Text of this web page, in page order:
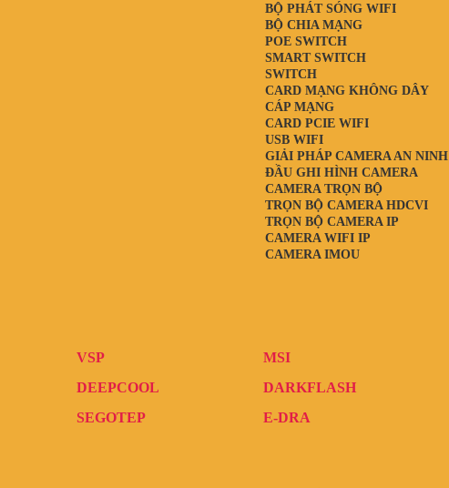
GIẢI PHÁP CAMERA AN NINH
CAMERA WIFI IP
CAMERA IMOU
CAMERA TRỌN BỘ
TRỌN BỘ CAMERA IP
TRỌN BỘ CAMERA HDCVI
ĐẦU GHI HÌNH CAMERA
CARD MẠNG KHÔNG DÂY
USB WIFI
CARD PCIE WIFI
CÁP MẠNG
BỘ CHIA MẠNG
SWITCH
SMART SWITCH
POE SWITCH
BỘ PHÁT SÓNG WIFI
VSP MSI
DEEPCOOL DARKFLASH
SEGOTEP E-DRA